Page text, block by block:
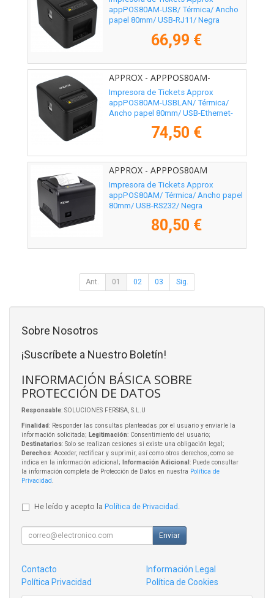
appPOS80AM-USB/ Térmica/ Ancho
papel 80mm/ USB-RJ11/ Negra
66,99 €
APPROX - APPPOS80AM-
USBLAN
Impresora de Tickets Approx
appPOS80AM-USBLAN/ Térmica/
Ancho papel 80mm/ USB-Ethernet-
74,50 €
APPROX - APPPOS80AM
Impresora de Tickets Approx
appPOS80AM/ Térmica/ Ancho papel
80mm/ USB-RS232/ Negra
80,50 €
Ant. 01 02 03 Sig.
Sobre Nosotros
¡Suscríbete a Nuestro Boletín!
INFORMACIÓN BÁSICA SOBRE
PROTECCIÓN DE DATOS
Responsable: SOLUCIONES FERSISA, S.L.U
Finalidad: Responder las consultas planteadas por el usuario y enviarle la
información solicitada; Legitimación: Consentimiento del usuario;
Destinatarios: Solo se realizan cesiones si existe una obligación legal;
Derechos: Acceder, rectificar y suprimir, así como otros derechos, como se
indica en la información adicional;
Información Adicional : Puede consultar
la información completa de Protección de Datos en nuestra Política de
Privacidad .
He leído y acepto la Política de Privacidad .
Enviar
Contacto
Información Legal
Política Privacidad
Política de Cookies